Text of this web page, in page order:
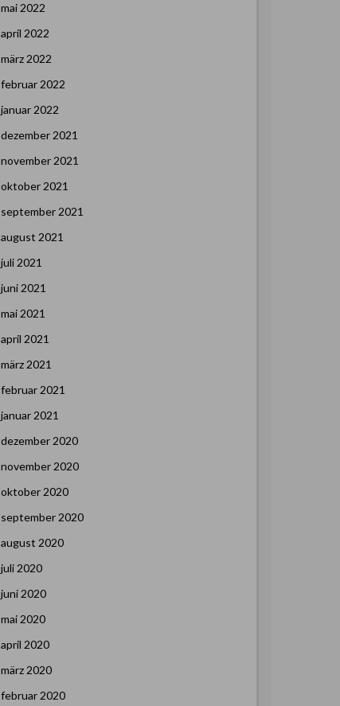
mai 2022
april 2022
märz 2022
februar 2022
januar 2022
dezember 2021
november 2021
oktober 2021
september 2021
august 2021
juli 2021
juni 2021
mai 2021
april 2021
märz 2021
februar 2021
januar 2021
dezember 2020
november 2020
oktober 2020
september 2020
august 2020
juli 2020
juni 2020
mai 2020
april 2020
märz 2020
februar 2020